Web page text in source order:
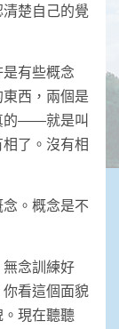
楚自己的覺
有些概念
西，兩個是
的――就是叫
了。沒有相
。概念是不
念訓練好
看這個面貌
現在聽聽